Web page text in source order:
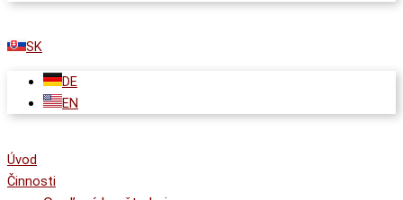
SK
DE
EN
Úvod
Činnosti